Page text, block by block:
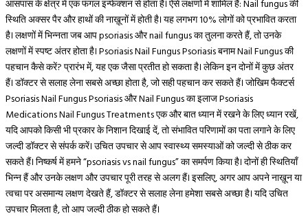
आसपास के क्षेत्र में एक फंगल इन्फेक्शन से होता है। ऐसे लक्षणों में शामिल हैं: Nail fungus की
स्थिति अक्सर पैर और हाथों की नाख़ूनों में होती है। यह लगभग 10% लोगों को प्रभावित करता
है। लक्षणों में भिन्नता जब आप psoriasis और nail fungus का तुलना करते हैं, तो उनके
लक्षणों में स्पष्ट अंतर होता है। Psoriasis Nail Fungus Psoriasis बनाम Nail Fungus की
पहचान कैसे करें? प्रारंभ में, यह एक जैसा प्रतीत हो सकता है। लेकिन इन दोनों में कुछ अंतर
हैं। डॉक्टर से सलाह लेना सबसे अच्छा होता है, जो सही पहचान कर सकते हैं। जोखिम फैक्टर्स
Psoriasis Nail Fungus Psoriasis और Nail Fungus का इलाज Psoriasis
Medications Nail Fungus Treatments एक और बात ध्यान में रखने के लिए ध्यान रखें,
यदि आपको किसी भी प्रकार के निशान दिखाई दें, तो संभावित परिणामों का पता लगाने के लिए
जल्दी डॉक्टर से संपर्क करें। उचित उपचार से आप स्वास्थ्य समस्याओं को जल्दी से ठीक कर
सकते हैं। निष्कर्ष में हमने “psoriasis vs nail fungus” का समर्पण किया है। दोनों ही स्थितियाँ
भिन्न हैं और उनके लक्षण और उपचार पूरी तरह से अलग हैं। इसलिए, अगर आप अपने नाख़ून या
त्वचा पर असमान्य लक्षण देखते हैं, डॉक्टर से सलाह लेना हमेशा सबसे अच्छा है। यदि उचित
उपचार मिलता है, तो आप जल्दी ठीक हो सकते हैं।